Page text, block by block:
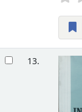
13.